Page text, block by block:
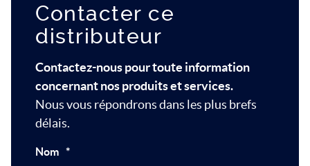
Contacter ce
distributeur
Contactez-nous pour toute information
concernant nos produits et services.
Nous vous répondrons dans les plus brefs
délais.
Nom *